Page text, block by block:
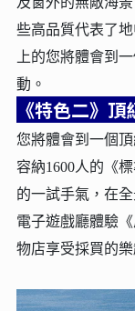
些高品質代表了
上的您將體會到
動。
《特色二》
您將體會到一個
容納1600人的《
的一試手氣，在
電子遊戲廳體驗
物店享受採買的樂